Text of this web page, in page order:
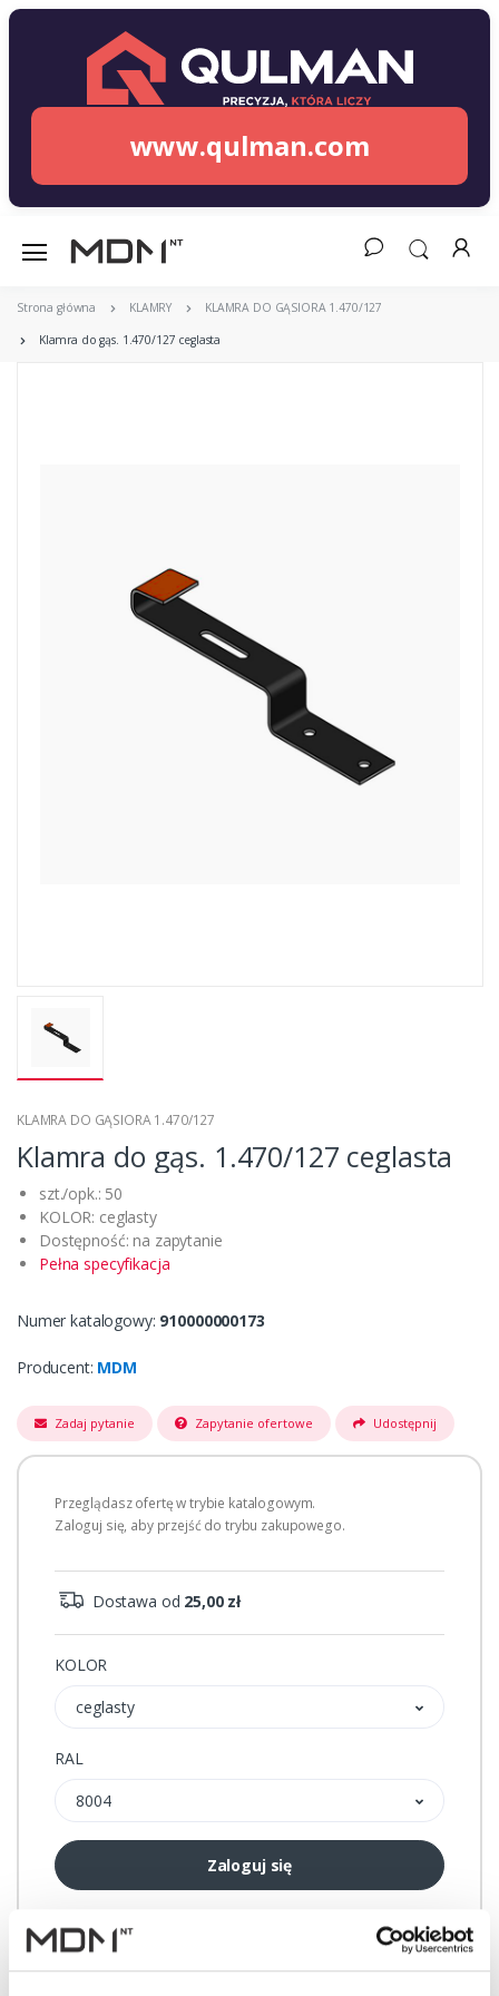
www.qulman.com
Strona główna KLAMRY KLAMRA DO GĄSIORA 1.470/127
Klamra do gąs. 1.470/127 ceglasta
KLAMRA DO GĄSIORA 1.470/127
Klamra do gąs. 1.470/127 ceglasta
szt./opk.: 50
KOLOR: ceglasty
Dostępność: na zapytanie
Pełna specyfikacja
Numer katalogowy: 910000000173
Producent: MDM
Zadaj pytanie Zapytanie ofertowe Udostępnij
Przeglądasz ofertę w trybie katalogowym.
Zaloguj się, aby przejść do trybu zakupowego.
Dostawa od 25,00 zł
KOLOR
ceglasty
RAL
8004
Zaloguj się